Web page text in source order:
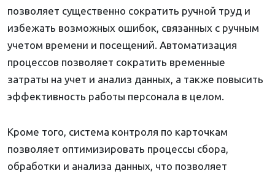
позволяет существенно сократить ручной труд и
избежать возможных ошибок, связанных с ручным
учетом времени и посещений. Автоматизация
процессов позволяет сократить временные
затраты на учет и анализ данных, а также повысить
эффективность работы персонала в целом.
Кроме того, система контроля по карточкам
позволяет оптимизировать процессы сбора,
обработки и анализа данных, что позволяет